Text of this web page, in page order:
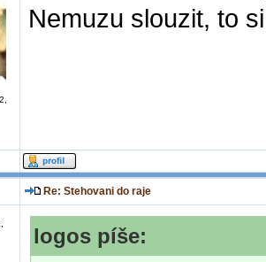
Nemuzu slouzit, to
Re: Stehovani do raje
logos píše: